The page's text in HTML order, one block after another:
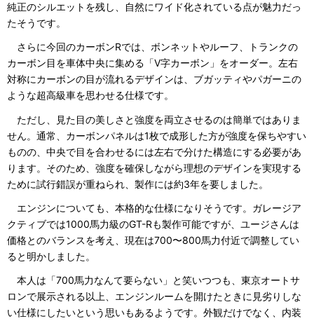
純正のシルエットを残し、自然にワイド化されている点が魅力だっ
たそうです。
さらに今回のカーボンRでは、ボンネットやルーフ、トランクの
カーボン目を車体中央に集める「V字カーボン」をオーダー。左右
対称にカーボンの目が流れるデザインは、ブガッティやパガーニの
ような超高級車を思わせる仕様です。
ただし、見た目の美しさと強度を両立させるのは簡単ではありま
せん。通常、カーボンパネルは1枚で成形した方が強度を保ちやすい
ものの、中央で目を合わせるには左右で分けた構造にする必要があ
ります。そのため、強度を確保しながら理想のデザインを実現する
ために試行錯誤が重ねられ、製作には約3年を要しました。
エンジンについても、本格的な仕様になりそうです。ガレージア
クティブでは1000馬力級のGT-Rも製作可能ですが、ユージさんは
価格とのバランスを考え、現在は700〜800馬力付近で調整してい
ると明かしました。
本人は「700馬力なんて要らない」と笑いつつも、東京オートサ
ロンで展示される以上、エンジンルームを開けたときに見劣りしな
い仕様にしたいという思いもあるようです。外観だけでなく、内装